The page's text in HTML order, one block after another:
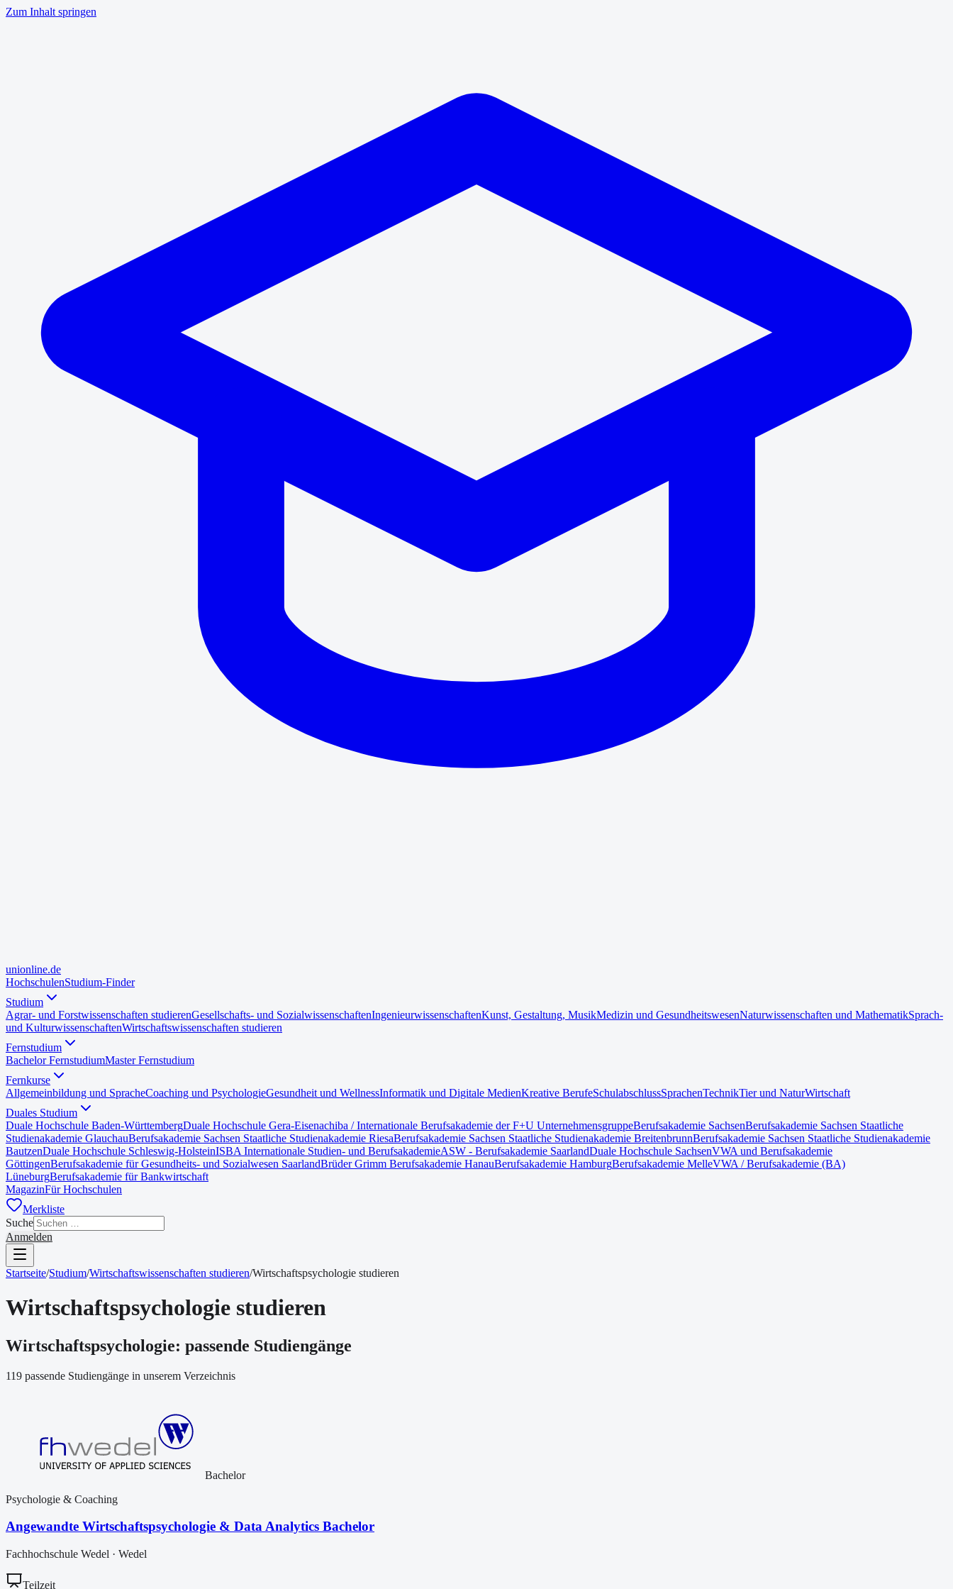
Zum Inhalt springen
unionline.de
HochschulenStudium-Finder
Studium
Agrar- und Forstwissenschaften studierenGesellschafts- und SozialwissenschaftenIngenieurwissenschaftenKunst, Gestaltung, MusikMedizin und GesundheitswesenNaturwissenschaften und MathematikSprach-
und KulturwissenschaftenWirtschaftswissenschaften studieren
Fernstudium
Bachelor FernstudiumMaster Fernstudium
Fernkurse
Allgemeinbildung und SpracheCoaching und PsychologieGesundheit und WellnessInformatik und Digitale MedienKreative BerufeSchulabschlussSprachenTechnikTier und NaturWirtschaft
Duales Studium
Duale Hochschule Baden-WürttembergDuale Hochschule Gera-Eisenachiba / Internationale Berufsakademie der F+U UnternehmensgruppeBerufsakademie SachsenBerufsakademie Sachsen Staatliche
Studienakademie GlauchauBerufsakademie Sachsen Staatliche Studienakademie RiesaBerufsakademie Sachsen Staatliche Studienakademie BreitenbrunnBerufsakademie Sachsen Staatliche Studienakademie
BautzenDuale Hochschule Schleswig-HolsteinISBA Internationale Studien- und BerufsakademieASW - Berufsakademie SaarlandDuale Hochschule SachsenVWA und Berufsakademie
GöttingenBerufsakademie für Gesundheits- und Sozialwesen SaarlandBrüder Grimm Berufsakademie HanauBerufsakademie HamburgBerufsakademie MelleVWA / Berufsakademie (BA)
LüneburgBerufsakademie für Bankwirtschaft
MagazinFür Hochschulen
Merkliste
Suche
Anmelden
Startseite/Studium/Wirtschaftswissenschaften studieren/Wirtschaftspsychologie studieren
Wirtschaftspsychologie studieren
Wirtschaftspsychologie: passende Studiengänge
119 passende Studiengänge in unserem Verzeichnis
Bachelor
Psychologie & Coaching
Angewandte Wirtschaftspsychologie & Data Analytics Bachelor
Fachhochschule Wedel · Wedel
Teilzeit